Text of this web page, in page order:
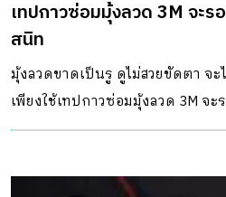
เทปกาวซ่อมมุ้งลวด 3M จะ
สนิท
มุ้งลวดขาดเป็นรู ดูไม่สวยขัดตา จ
เพียงใช้เทปกาวซ่อมมุ้งลวด 3M จ
ติดปุ๊บ แน่นปั๊บ เหมาะกับการซ่อม
และช้อปออนไลน์ได้ที่ : – แผ่นซ่อม